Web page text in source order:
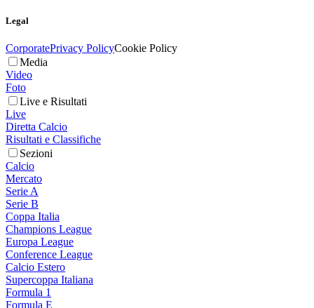
Legal
CorporatePrivacy PolicyCookie Policy
Media
Video
Foto
Live e Risultati
Live
Diretta Calcio
Risultati e Classifiche
Sezioni
Calcio
Mercato
Serie A
Serie B
Coppa Italia
Champions League
Europa League
Conference League
Calcio Estero
Supercoppa Italiana
Formula 1
Formula E